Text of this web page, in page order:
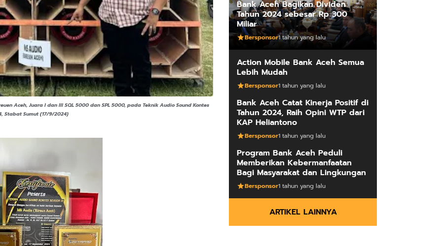
Aceh, Juara I dan III SQL 5000 dan SPL 5000, pada Teknik Audio Sound Kontes
Stabat Sumut (17/9/2024)
Bank Aceh Bagikan Dividen
Tahun 2024 sebesar Rp 300
Miliar
Bersponsor1 tahun yang lalu
Action Mobile Bank Aceh Semua
Lebih Mudah
Bersponsor1 tahun yang lalu
Bank Aceh Catat Kinerja Positif di
Tahun 2024, Raih Opini WTP dari
KAP Heliantono
Bersponsor1 tahun yang lalu
Program Bank Aceh Peduli
Memberikan Kebermanfaatan
Bagi Masyarakat dan Lingkungan
Bersponsor1 tahun yang lalu
ARTIKEL LAINNYA